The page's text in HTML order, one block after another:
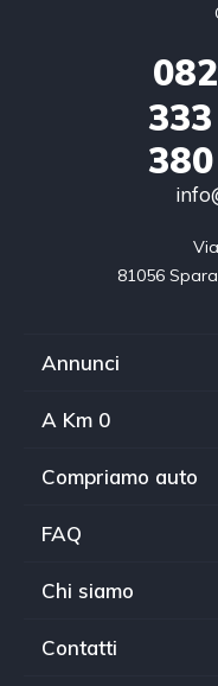
333
380
81056
Annunci
A Km 0
Compriamo auto
FAQ
Chi siamo
Contatti